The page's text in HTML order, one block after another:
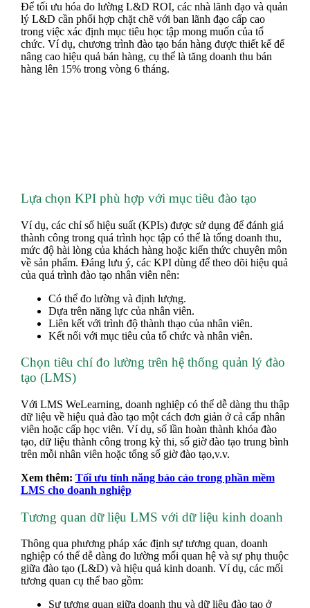
Để tối ưu hóa đo lường L&D ROI, các nhà lãnh đạo và quản
lý L&D cần phối hợp chặt chẽ với ban lãnh đạo cấp cao
trong việc xác định mục tiêu học tập mong muốn của tổ
chức. Ví dụ, chương trình đào tạo bán hàng được thiết kế để
nâng cao hiệu quả bán hàng, cụ thể là tăng doanh thu bán
hàng lên 15% trong vòng 6 tháng.
Lựa chọn KPI phù hợp với mục tiêu đào tạo
Ví dụ, các chỉ số hiệu suất (KPIs) được sử dụng để đánh giá
thành công trong quá trình học tập có thể là tổng doanh thu,
mức độ hài lòng của khách hàng hoặc kiến thức chuyên môn
về sản phẩm. Đáng lưu ý, các KPI dùng để theo dõi hiệu quả
của quá trình đào tạo nhân viên nên:
Có thể đo lường và định lượng.
Dựa trên năng lực của nhân viên.
Liên kết với trình độ thành thạo của nhân viên.
Kết nối với mục tiêu của tổ chức và nhân viên.
Chọn tiêu chí đo lường trên hệ thống quản lý đào
tạo (LMS)
Với LMS WeLearning, doanh nghiệp có thể dễ dàng thu thập
dữ liệu về hiệu quả đào tạo một cách đơn giản ở cả cấp nhân
viên hoặc cấp học viên. Ví dụ, số lần hoàn thành khóa đào
tạo, dữ liệu thành công trong kỳ thi, số giờ đào tạo trung bình
trên mỗi nhân viên hoặc tổng số giờ đào tạo,v.v.
Xem thêm: Tối ưu tính năng báo cáo trong phần mềm
LMS cho doanh nghiệp
Tương quan dữ liệu LMS với dữ liệu kinh doanh
Thông qua phương pháp xác định sự tương quan, doanh
nghiệp có thể dễ dàng đo lường mối quan hệ và sự phụ thuộc
giữa đào tạo (L&D) và hiệu quả kinh doanh. Ví dụ, các mối
tương quan cụ thể bao gồm:
Sự tương quan giữa doanh thu và dữ liệu đào tạo ở